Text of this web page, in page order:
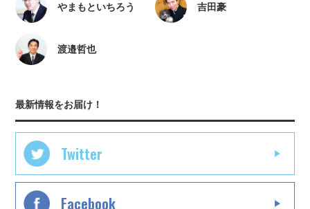
やまもといちろう 吉田豪
渡邉哲也
最新情報をお届け！
Twitter
Facebook